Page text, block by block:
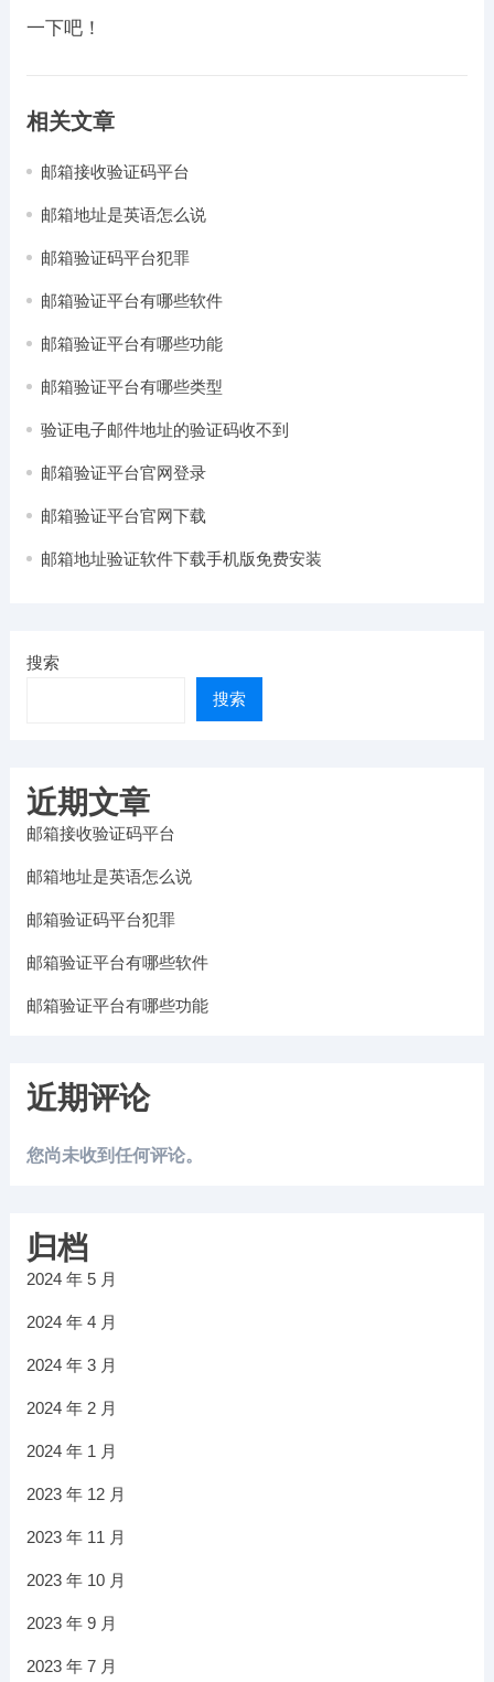
一下吧！
相关文章
邮箱接收验证码平台
邮箱地址是英语怎么说
邮箱验证码平台犯罪
邮箱验证平台有哪些软件
邮箱验证平台有哪些功能
邮箱验证平台有哪些类型
验证电子邮件地址的验证码收不到
邮箱验证平台官网登录
邮箱验证平台官网下载
邮箱地址验证软件下载手机版免费安装
搜索
搜索
近期文章
邮箱接收验证码平台
邮箱地址是英语怎么说
邮箱验证码平台犯罪
邮箱验证平台有哪些软件
邮箱验证平台有哪些功能
近期评论
您尚未收到任何评论。
归档
2024 年 5 月
2024 年 4 月
2024 年 3 月
2024 年 2 月
2024 年 1 月
2023 年 12 月
2023 年 11 月
2023 年 10 月
2023 年 9 月
2023 年 7 月